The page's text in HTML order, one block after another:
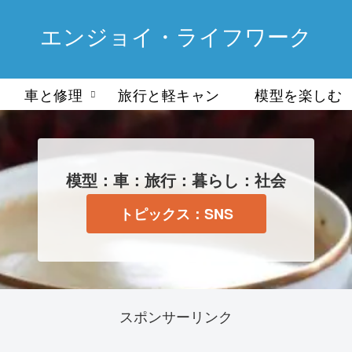
エンジョイ・ライフワーク
車と修理 旅行と軽キャン 模型を楽しむ
模型：車：旅行：暮らし：社会
トピックス：SNS
スポンサーリンク